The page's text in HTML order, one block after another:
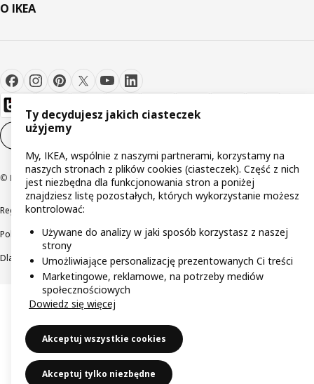
O IKEA
Ustawienia plików cookie
© Inter IKEA Systems B.V 1999-2026
RegulaminyPolityka prywatności
Polityka odpowiedzialnego ujawniania informacji
Dla akcjonariuszy IKEA Distribution
Ty decydujesz jakich ciasteczek
użyjemy
My, IKEA, wspólnie z naszymi partnerami, korzystamy na
naszych stronach z plików cookies (ciasteczek). Część z nich
jest niezbędna dla funkcjonowania stron a poniżej
znajdziesz listę pozostałych, których wykorzystanie możesz
kontrolować:
Używane do analizy w jaki sposób korzystasz z naszej
strony
Umożliwiające personalizację prezentowanych Ci treści
Marketingowe, reklamowe, na potrzeby mediów
społecznościowych
Dowiedz się więcej
Akceptuj wszystkie cookies
Akceptuj tylko niezbędne